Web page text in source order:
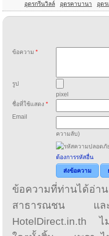
อุดรกรีนวิลล์ อุดรคาบานา อุดร
ข้อความ *
รูป
pixel
ชื่อที่ใช้แสดง *
Email
ความลับ)
ต้องการรหัสอื่น
ส่งข้อความ
ข้อความที่ท่านได้อ่าน
สาธารณชน และส่
HotelDirect.in.th ไ